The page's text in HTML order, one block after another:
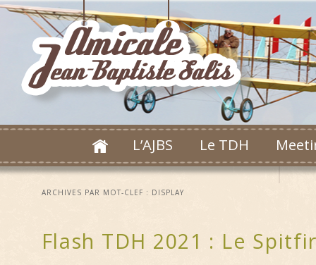
L’AJBS Le TDH
ARCHIVES PAR MOT-CLEF : DISPLAY
Flash TDH 2021 : Le